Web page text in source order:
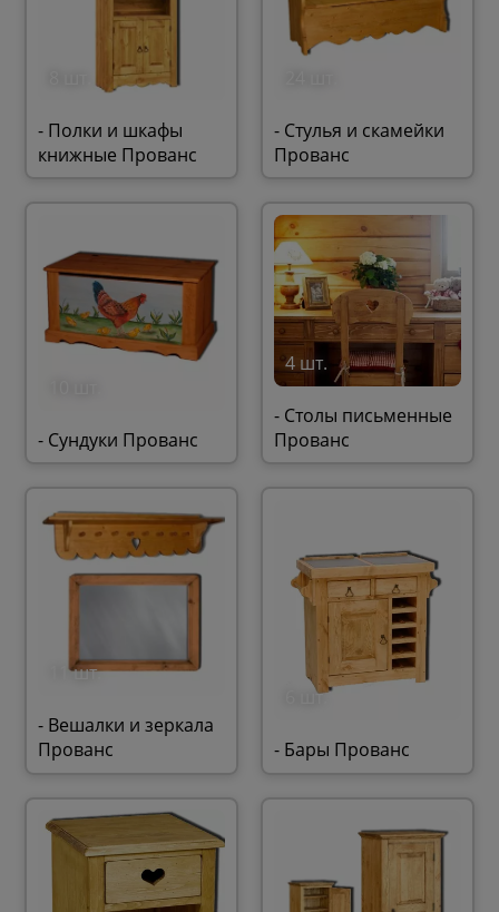
- Полки и шкафы
книжные Прованс
- Стулья и скамейки
Прованс
- Сундуки Прованс
4 шт.
- Столы письменные
Прованс
11 шт.
- Вешалки и зеркала
Прованс
6 шт.
- Бары Прованс